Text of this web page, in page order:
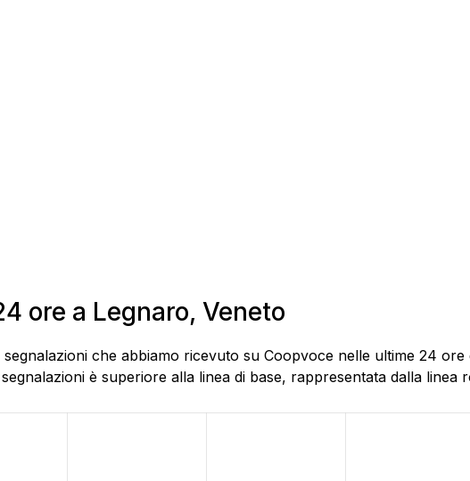
ore a Legnaro, Veneto
che abbiamo ricevuto su Coopvoce nelle ultime 24
è superiore alla linea di base, rappresentata dalla linea